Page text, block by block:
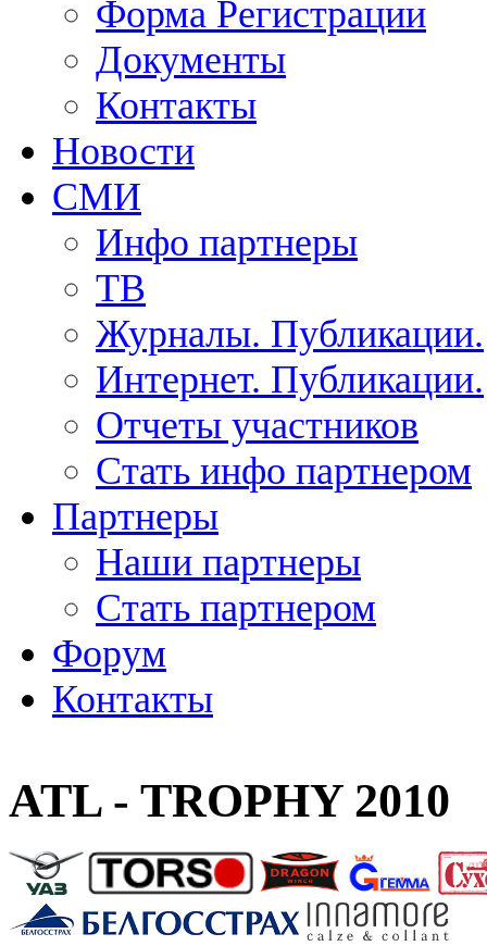
Форма Регистрации
Документы
Контакты
Новости
СМИ
Инфо партнеры
ТВ
Журналы. Публикации.
Интернет. Публикации.
Отчеты участников
Стать инфо партнером
Партнеры
Наши партнеры
Стать партнером
Форум
Контакты
ATL - TROPHY 2010